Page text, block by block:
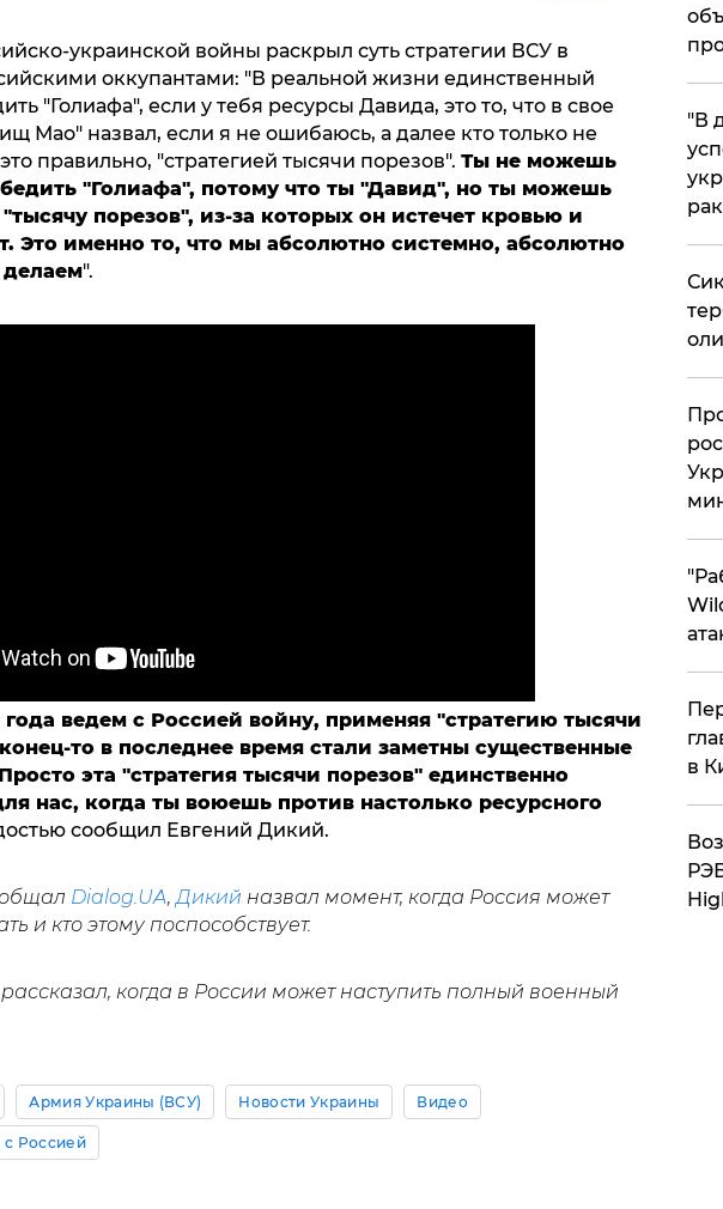
украинской войны раскрыл суть стратегии ВСУ в
оккупантами: "В реальной жизни единственный
"Голиафа", если у тебя ресурсы Давида, это то, что в свое
Мао" назвал, если я не ошибаюсь, а далее кто только не
правильно, "стратегией тысячи порезов". Ты не можешь
"Голиафа", потому что ты "Давид", но ты можешь
порезов", из-за которых он истечет кровью и
Это именно то, что мы абсолютно системно, абсолютно
".
ведем с Россией войну, применяя "стратегию тысячи
то в последнее время стали заметны существенные
эта "стратегия тысячи порезов" единственно
нас, когда ты воюешь против настолько ресурсного
сообщил Евгений Дикий.
Dialog.UA,Дикий назвал момент, когда Россия может
и кто этому поспособствует.
рассказал, когда в России может наступить полный военный
Армия Украины (ВСУ) Новости Украины Видео
Россией
​"В
в